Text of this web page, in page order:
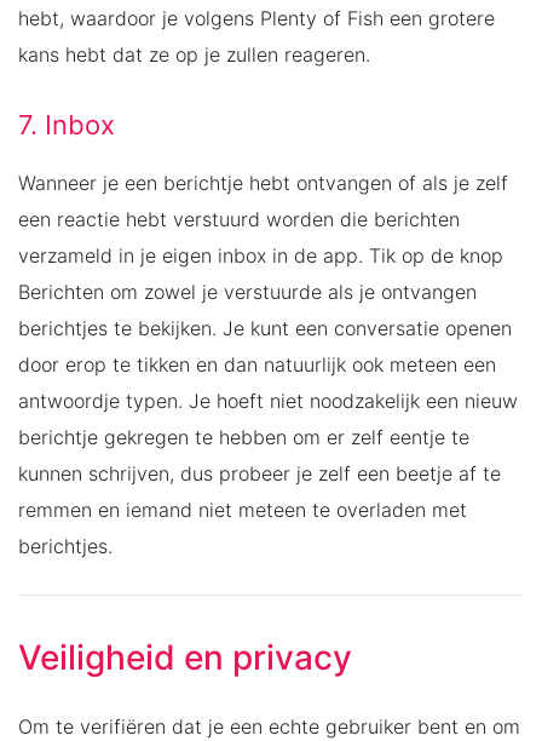
hebt, waardoor je volgens Plenty of Fish een grotere
kans hebt dat ze op je zullen reageren.
7. Inbox
Wanneer je een berichtje hebt ontvangen of als je zelf
een reactie hebt verstuurd worden die berichten
verzameld in je eigen inbox in de app. Tik op de knop
Berichten om zowel je verstuurde als je ontvangen
berichtjes te bekijken. Je kunt een conversatie openen
door erop te tikken en dan natuurlijk ook meteen een
antwoordje typen. Je hoeft niet noodzakelijk een nieuw
berichtje gekregen te hebben om er zelf eentje te
kunnen schrijven, dus probeer je zelf een beetje af te
remmen en iemand niet meteen te overladen met
berichtjes.
Veiligheid en privacy
Om te verifiëren dat je een echte gebruiker bent en om